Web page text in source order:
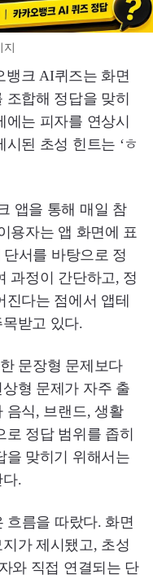
뱅크 AI퀴즈는 화면
합해 정답을 맞히
는 피자를 연상시
된 초성 힌트는 ‘ㅎ
앱을 통해 매일 참
용자는 앱 화면에 표
서를 바탕으로 정
과정이 간단하고, 정
다는 점에서 앱테
받고 있다.
문장형 문제보다
형 문제가 자주 출
음식, 브랜드, 생활
정답 범위를 좁히
을 맞히기 위해서는
.
흐름을 따랐다. 화면
가 제시됐고, 초성
와 직접 연결되는 단